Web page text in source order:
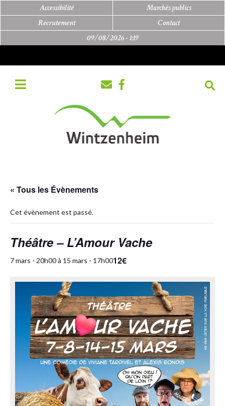
Accessibilité
Marchés publics
Recrutement
Contact
09/08/2026 -1:19
« Tous les Évènements
Cet évènement est passé.
Théâtre – L’Amour Vache
7 mars - 20h00à 15 mars - 17h0012€